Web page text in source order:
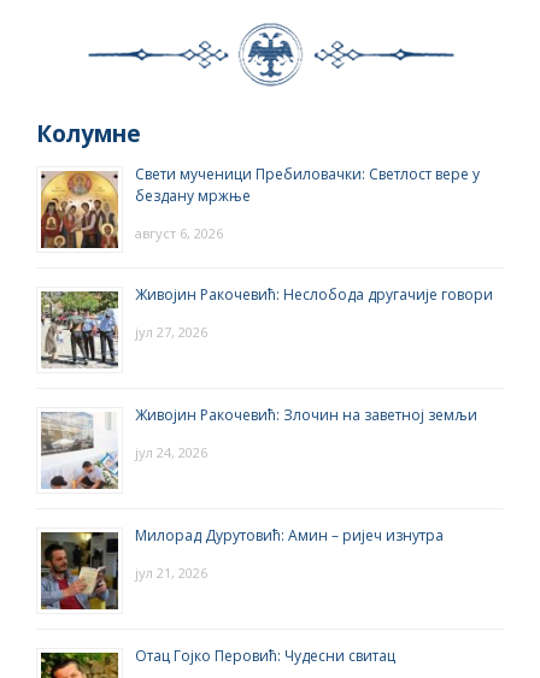
Колумне
Свети мученици Пребиловачки: Светлост вере у
бездану мржње
август 6, 2026
Живојин Ракочевић: Неслобода другачије говори
јул 27, 2026
Живојин Ракочевић: Злочин на заветној земљи
јул 24, 2026
Милорад Дурутовић: Амин – ријеч изнутра
јул 21, 2026
Отац Гојко Перовић: Чудесни свитац